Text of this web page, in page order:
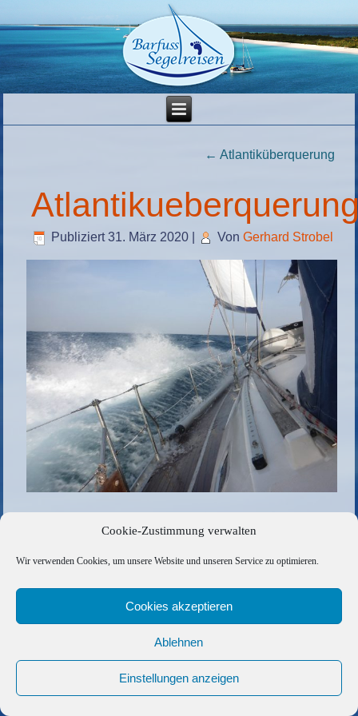
Cookie-Zustimmung verwalten
Wir verwenden Cookies, um unsere Website und unseren Service zu optimieren.
Cookies akzeptieren
Ablehnen
Einstellungen anzeigen
← Atlantiküberquerung
Publiziert 31. März 2020 Von Gerhard Strobel
Copyright © 2026 Barfuss Segelreisen GmbH
Kontakt|Impressum|Datenschutz|Cookie-Richtlinie|
Befreundete Links